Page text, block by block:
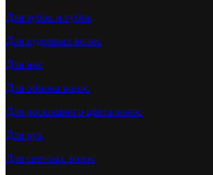
Для зубок и губок
Для кудрявых волос
Для ног
Для объема волос
Для роскошного цвета волос
Для рук
Для светлых волос